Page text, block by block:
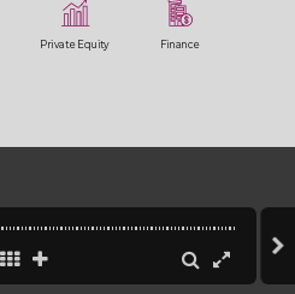
Private Equity Finance